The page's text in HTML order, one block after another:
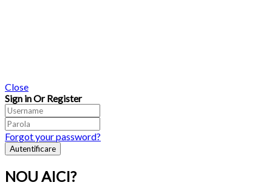
Close
Sign in Or Register
Forgot your password?
NOU AICI?